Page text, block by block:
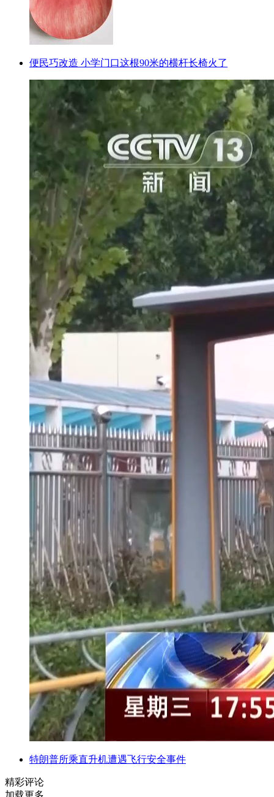
便民巧改造 小学门口这根90米的横杆长椅火了
特朗普所乘直升机遭遇飞行安全事件
精彩评论